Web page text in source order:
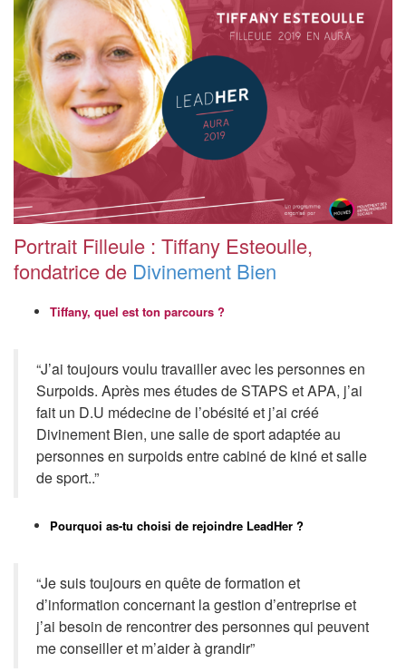
Portrait Filleule : Tiffany Esteoulle,
fondatrice de Divinement Bien
Tiffany, quel est ton parcours ?
“J’ai toujours voulu travailler avec les personnes en
Surpoids. Après mes études de STAPS et APA, j’ai
fait un D.U médecine de l’obésité et j’ai créé
Divinement Bien, une salle de sport adaptée au
personnes en surpoids entre cabiné de kiné et salle
de sport..”
Pourquoi as-tu choisi de rejoindre LeadHer ?
“Je suis toujours en quête de formation et
d’information concernant la gestion d’entreprise et
j’ai besoin de rencontrer des personnes qui peuvent
me conseiller et m’aider à grandir”